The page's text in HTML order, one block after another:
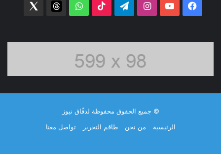
فيسبوك ‫YouTubeانستقرامتيلقرام ‫TikTok واتساب threads
© جميع الحقوق محفوظة لدفّاق نيوز
الرئيسية
من نحن طاقم التحرير تواصل معنا